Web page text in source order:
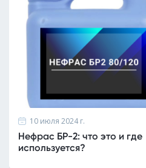
10 июля 2024 г.
Нефрас БР-2: что это и где
используется?